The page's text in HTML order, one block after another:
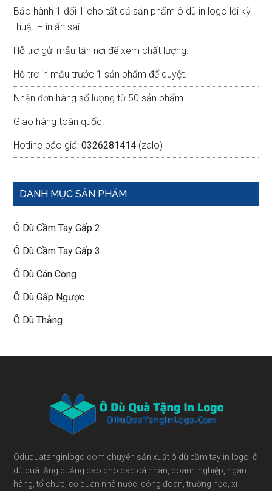
Bảo hành 1 đổi 1 cho tất cả sản phẩm ô dù in logo lỗi kỹ
thuật – in ấn sai.
Hỗ trợ gửi mẫu tận nơi để xem chất lượng.
Hỗ trợ in mẫu trước 1 sản phẩm để duyệt.
Nhận đơn hàng số lượng từ 50 sản phẩm.
Giao hàng toàn quốc.
Hotline báo giá:0326281414 (zalo)
DANH MỤC SẢN PHẨM
Ô Dù Cầm Tay Gấp 2
Ô Dù Cầm Tay Gấp 3
Ô Dù Cán Cong
Ô Dù Gấp Ngược
Ô Dù Thẳng
Footer
Oduquatanginlogo.com chuyên sản xuất ô dù cầm tay in logo, ô
dù quà tặng quảng cáo cho các cá nhân, doanh nghiệp, ngân
hàng, tổ chức, cơ quan nhà nước, công đoàn, trường học, xí